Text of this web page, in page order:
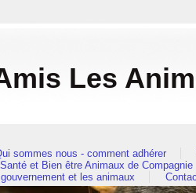
Les
sommes nous - comment adhérer
et Bien être Animaux de Compagnie
gouvernement et les animaux